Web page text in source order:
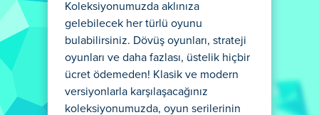
Koleksiyonumuzda aklınıza
gelebilecek her türlü oyunu
bulabilirsiniz. Dövüş oyunları, strateji
oyunları ve daha fazlası, üstelik hiçbir
ücret ödemeden! Klasik ve modern
versiyonlarla karşılaşacağınız
koleksiyonumuzda, oyun serilerinin